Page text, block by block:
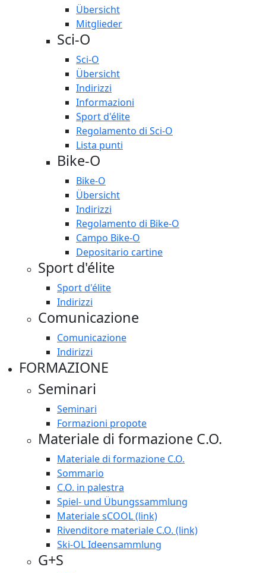
Übersicht
Mitglieder
Sci-O
Sci-O
Übersicht
Indirizzi
Informazioni
Sport d'élite
Regolamento di Sci-O
Lista punti
Bike-O
Bike-O
Übersicht
Indirizzi
Regolamento di Bike-O
Campo Bike-O
Depositario cartine
Sport d'élite
Sport d'élite
Indirizzi
Comunicazione
Comunicazione
Indirizzi
FORMAZIONE
Seminari
Seminari
Formazioni propote
Materiale di formazione C.O.
Materiale di formazione C.O.
Sommario
C.O. in palestra
Spiel- und Übungssammlung
Materiale sCOOL (link)
Rivenditore materiale C.O. (link)
Ski-OL Ideensammlung
G+S